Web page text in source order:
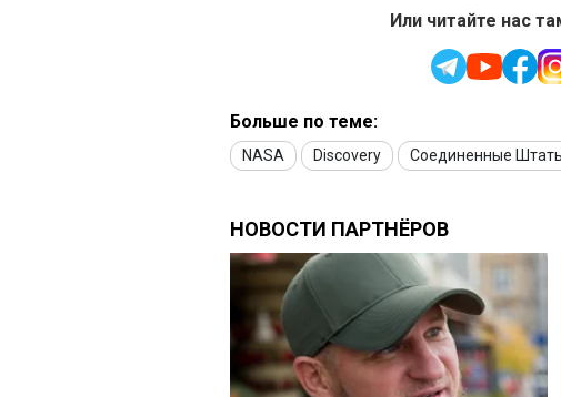
Или читайте нас
Больше по теме:
NASA Discovery Соединенные